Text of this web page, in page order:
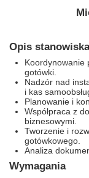
Opis stanowiska
Koordynowanie
gotówki.
Nadzór nad
i kas
Planowanie i
Współpraca z
biznesowymi.
Tworzenie i
gotówkowego.
Analiza
Wymagania